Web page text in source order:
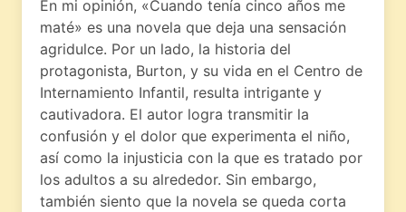
En mi opinión, «Cuando tenía cinco años me
maté» es una novela que deja una sensación
agridulce. Por un lado, la historia del
protagonista, Burton, y su vida en el Centro de
Internamiento Infantil, resulta intrigante y
cautivadora. El autor logra transmitir la
confusión y el dolor que experimenta el niño,
así como la injusticia con la que es tratado por
los adultos a su alrededor. Sin embargo,
también siento que la novela se queda corta